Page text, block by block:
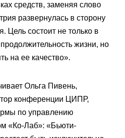
средств, заменяя слово
развернулась в сторону
Цель состоит не только в
жизни, но
на ее качество».
Ольга Пивень,
конференции ЦИПР,
по управлению
«Ко-Лаб»: «Бьюти-